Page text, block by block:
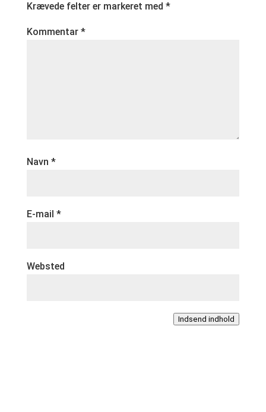
Krævede felter er markeret med *
Kommentar *
Navn *
E-mail *
Websted
Indsend indhold